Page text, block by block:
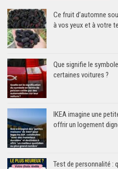
Ce fruit d’automne
à vos yeux et à votre
Que signifie le
certaines voitures ?
IKEA imagine une
offrir un logement
Test de personnalité :